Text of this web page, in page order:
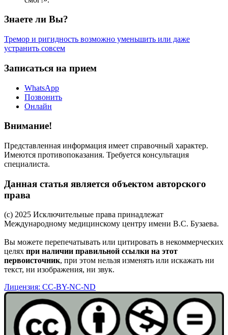
Знаете ли Вы?
Тремор и ригидность возможно уменьшить или даже
устранить совсем
Записаться на прием
WhatsApp
Позвонить
Онлайн
Внимание!
Представленная информация имеет справочный характер.
Имеются противопоказания. Требуется консультация
специалиста.
Данная статья является объектом авторского
права
(c) 2025 Исключительные права принадлежат
Международному медицинскому центру имени В.С. Бузаева.
Вы можете перепечатывать или цитировать в некоммерческих
целях при наличии правильной ссылки на этот
первоисточник, при этом нельзя изменять или искажать ни
текст, ни изображения, ни звук.
Лицензия: CC-BY-NC-ND